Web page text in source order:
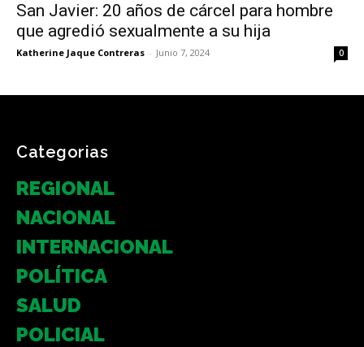
San Javier: 20 años de cárcel para hombre
que agredió sexualmente a su hija
Katherine Jaque Contreras - Junio 7, 2024 0
Categorias
REGIONAL
NACIONAL
INTERNACIONAL
POLÍTICA
SALUD
POLICIAL